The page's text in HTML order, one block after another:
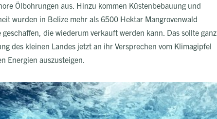
Ölbohrungen aus. Hinzu kommen Küstenbebauung und
wurden in Belize mehr als 6500 Hektar Mangrovenwald
die wiederum verkauft werden kann. Das sollte ganz
des kleinen Landes jetzt an ihr Versprechen vom Klimagipfel
Energien auszusteigen.